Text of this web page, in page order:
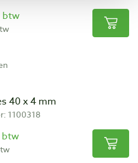
btw
40 x 4 mm
1100318
btw